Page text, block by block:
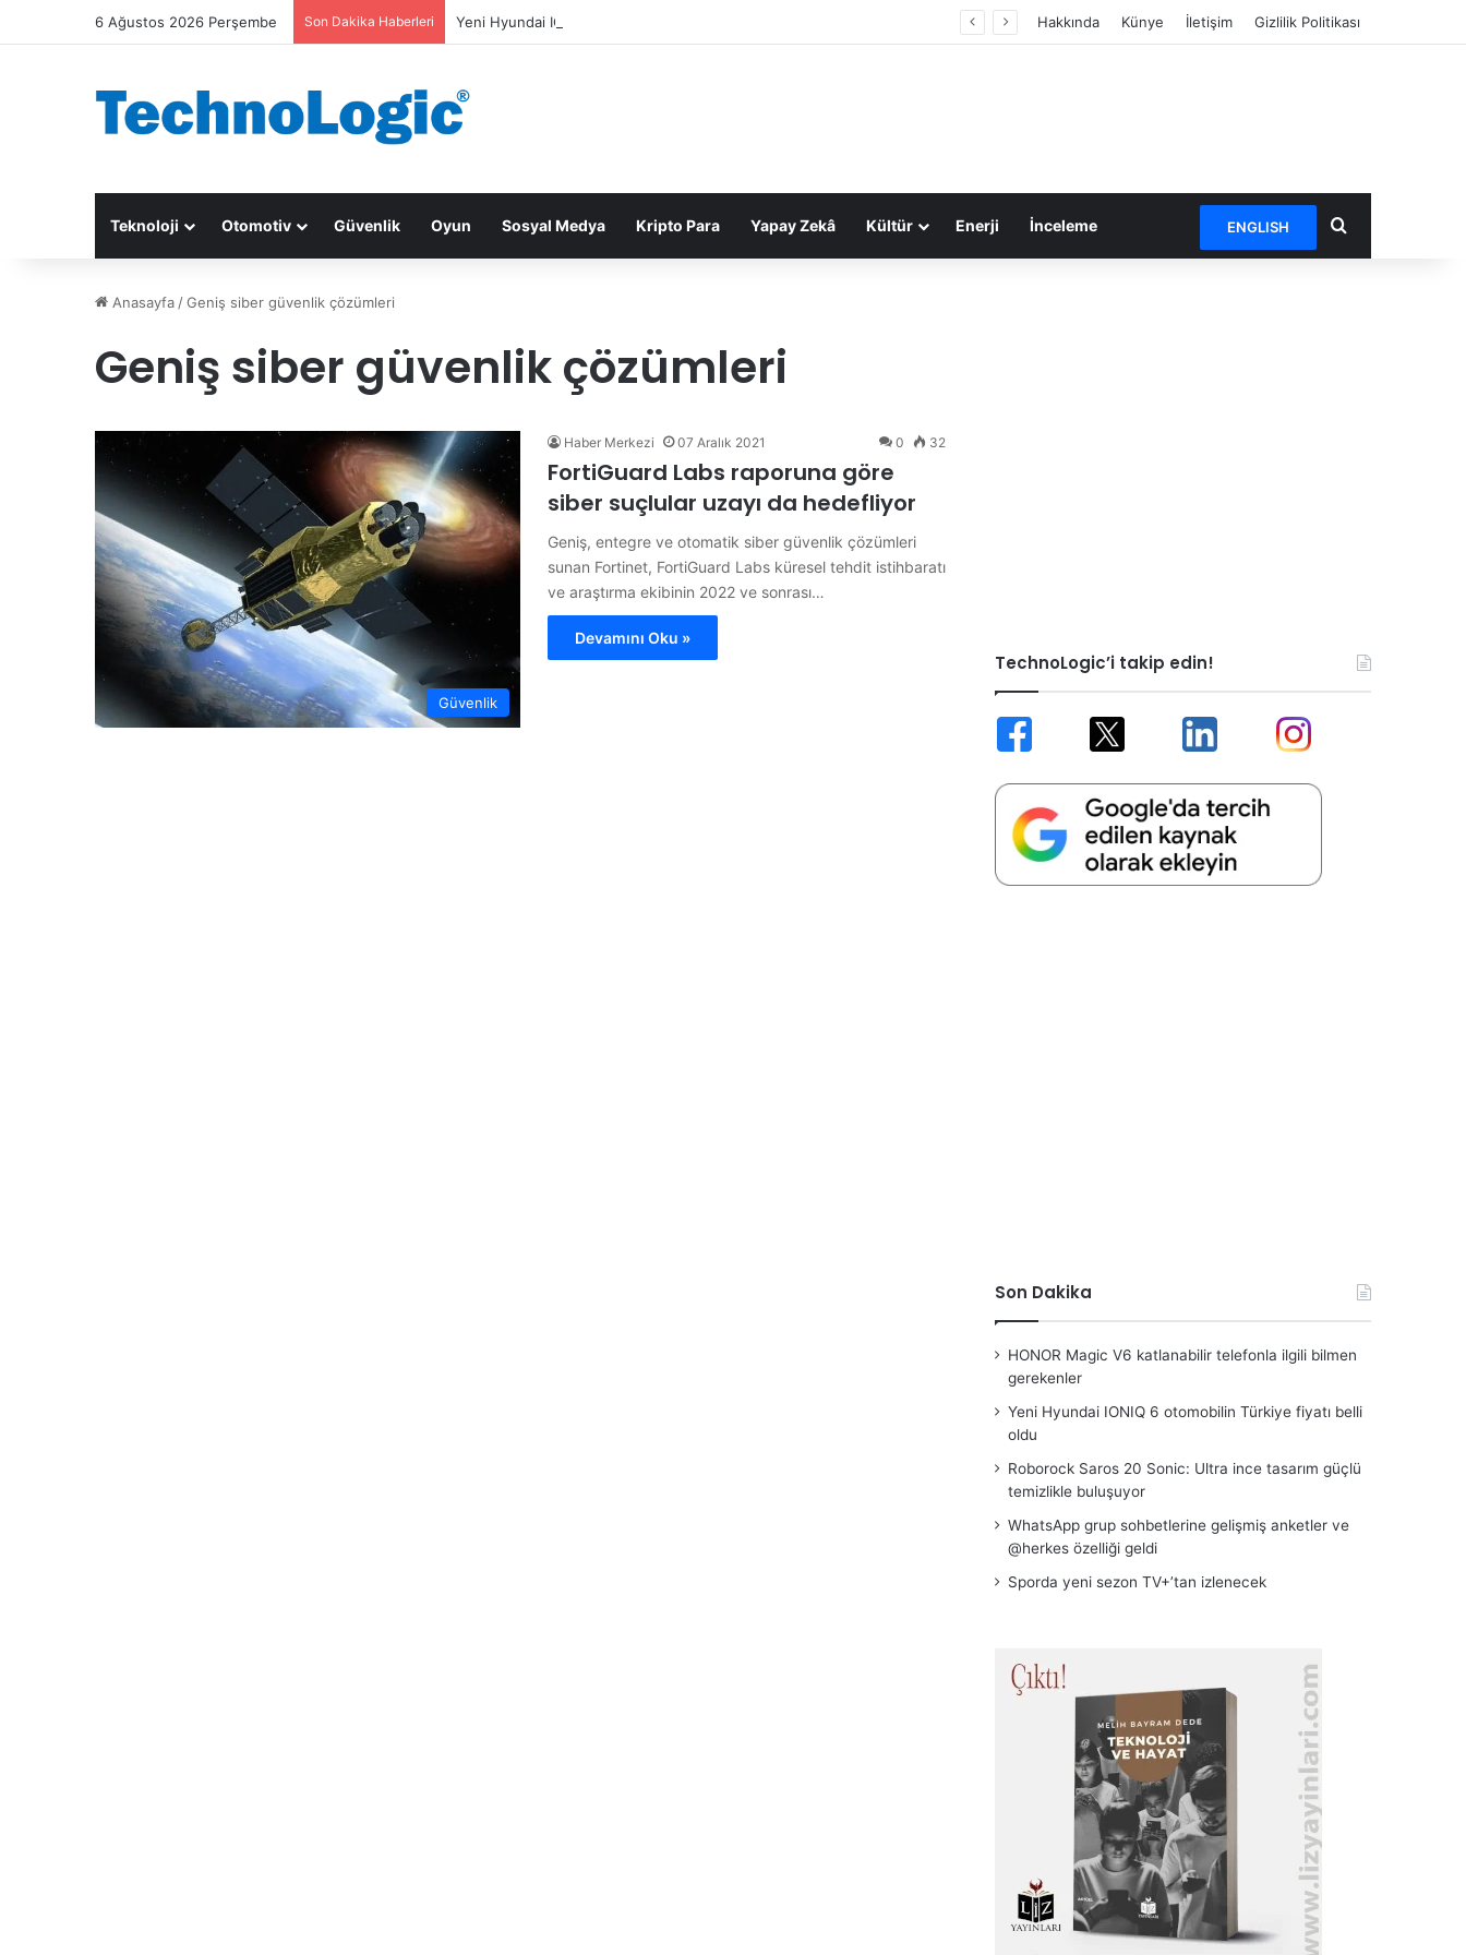
6 Ağustos 2026 Perşembe Son Dakika Haberleri Yeni Hyundai IONIQ 6 otomobilin Türkiye fiyatı belli oldu Hakkında Künye İletişim Gizlilik Politikası
Teknoloji Otomotiv Güvenlik Oyun Sosyal Medya Kripto Para Yapay Zekâ Kültür Enerji İnceleme ENGLISH Arama yap ...
Anasayfa /Geniş siber güvenlik çözümleri
Geniş siber güvenlik çözümleri
Güvenlik
Haber Merkezi 07 Aralık 2021 0 32
FortiGuard Labs raporuna göre
siber suçlular uzayı da hedefliyor
Geniş, entegre ve otomatik siber güvenlik çözümleri
sunan Fortinet, FortiGuard Labs küresel tehdit istihbaratı
ve araştırma ekibinin 2022 ve sonrası…
Devamını Oku »
TechnoLogic’i takip edin!
Son Dakika
HONOR Magic V6 katlanabilir telefonla ilgili bilmen
gerekenler
Yeni Hyundai IONIQ 6 otomobilin Türkiye fiyatı belli
oldu
Roborock Saros 20 Sonic: Ultra ince tasarım güçlü
temizlikle buluşuyor
WhatsApp grup sohbetlerine gelişmiş anketler ve
@herkes özelliği geldi
Sporda yeni sezon TV+’tan izlenecek